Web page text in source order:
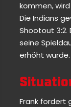
kommen,
Die Indians
Shootout 3:2.
seine
erhöht wurde.
Frank fordert